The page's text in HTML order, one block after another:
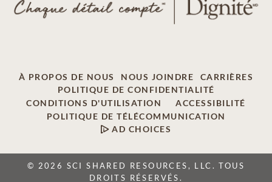
À PROPOS DE NOUS NOUS JOINDRE
CARRIÈRES
POLITIQUE DE CONFIDENTIALITÉ
CONDITIONS D'UTILISATION
ACCESSIBILITÉ
POLITIQUE DE TÉLÉCOMMUNICATION
AD CHOICES
© 2026 SCI SHARED RESOURCES, LLC. TOUS
DROITS RÉSERVÉS.